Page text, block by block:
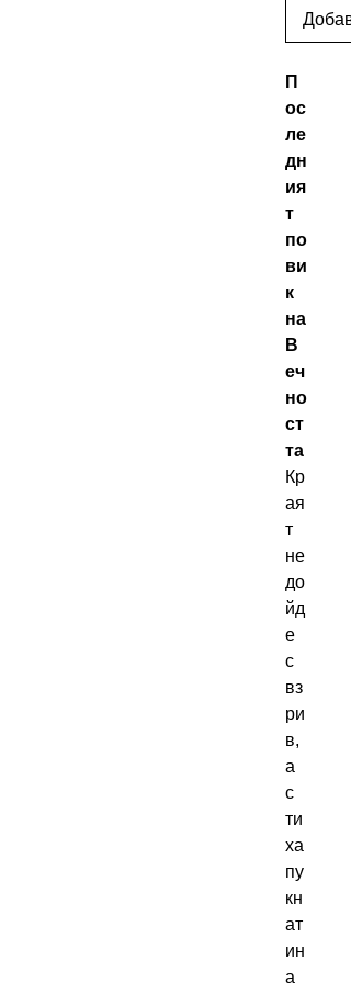
П
ос
ле
дн
ия
т
по
ви
к
на
В
еч
но
ст
та
Кр
ая
т
не
до
йд
е
с
вз
ри
в,
а
с
ти
ха
пу
кн
ат
ин
а